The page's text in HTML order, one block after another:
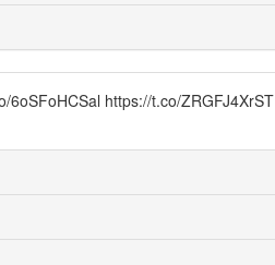
6oSFoHCSal https://t.co/ZRGFJ4XrST